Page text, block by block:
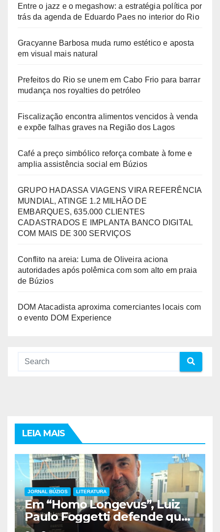
Entre o jazz e o megashow: a estratégia política por
trás da agenda de Eduardo Paes no interior do Rio
Gracyanne Barbosa muda rumo estético e aposta
em visual mais natural
Prefeitos do Rio se unem em Cabo Frio para barrar
mudança nos royalties do petróleo
Fiscalização encontra alimentos vencidos à venda
e expõe falhas graves na Região dos Lagos
Café a preço simbólico reforça combate à fome e
amplia assistência social em Búzios
GRUPO HADASSA VIAGENS VIRA REFERÊNCIA
MUNDIAL, ATINGE 1.2 MILHÃO DE
EMBARQUES, 635.000 CLIENTES
CADASTRADOS E IMPLANTA BANCO DIGITAL
COM MAIS DE 300 SERVIÇOS
Conflito na areia: Luma de Oliveira aciona
autoridades após polêmica com som alto em praia
de Búzios
DOM Atacadista aproxima comerciantes locais com
o evento DOM Experience
LEIA MAIS
JORNAL BÚZIOS LITERATURA
Em “Homo Longevus”, Luiz
Paulo Foggetti defende que
viver mais exigirá uma nova